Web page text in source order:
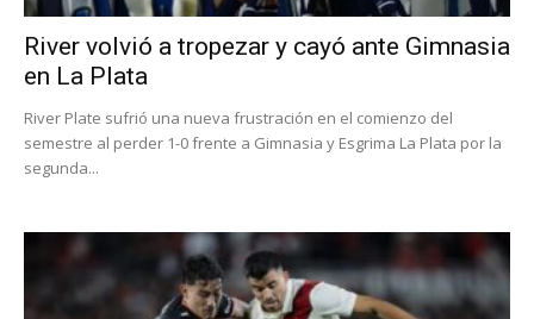
River volvió a tropezar y cayó ante Gimnasia
en La Plata
River Plate sufrió una nueva frustración en el comienzo del
semestre al perder 1-0 frente a Gimnasia y Esgrima La Plata por la
segunda...